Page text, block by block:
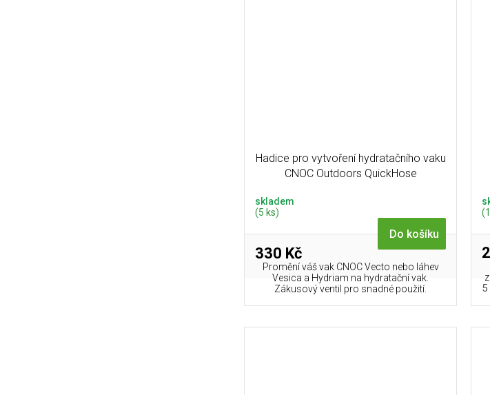
Hadice pro vytvoření hydratačního vaku
CNOC Outdoors QuickHose
skladem
(5 ks)
330 Kč
Do košíku
Promění váš vak CNOC Vecto nebo láhev
Vesica a Hydriam na hydratační vak.
Zákusový ventil pro snadné použití.
5